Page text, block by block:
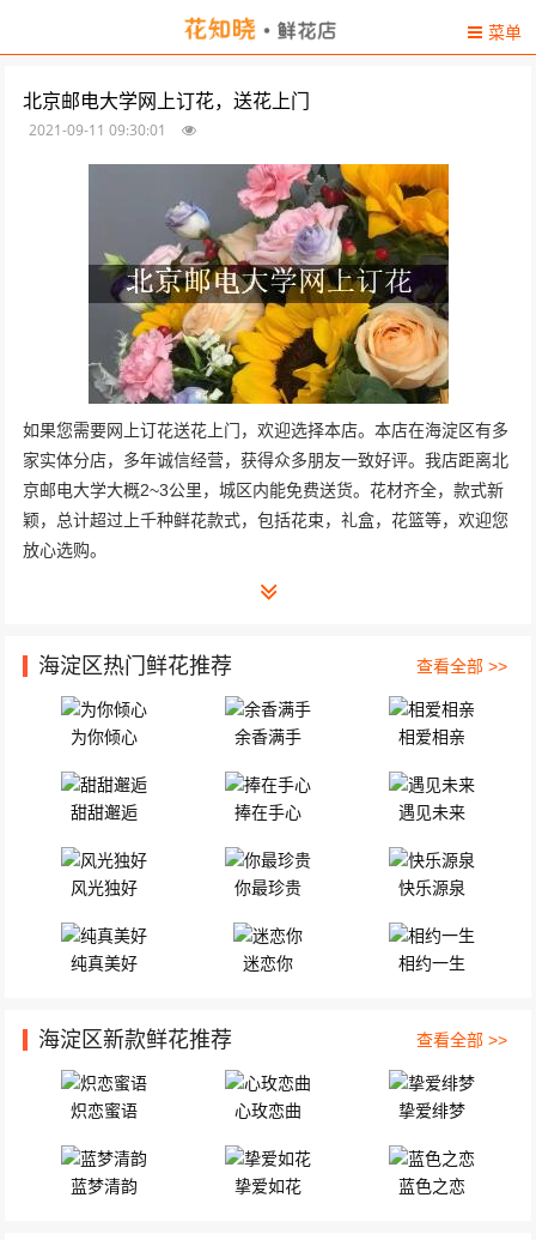
菜单
北京邮电大学网上订花，送花上门
2021-09-11 09:30:01
如果您需要网上订花送花上门，欢迎选择本店。本店在海淀区有多
家实体分店，多年诚信经营，获得众多朋友一致好评。我店距离北
京邮电大学大概2~3公里，城区内能免费送货。花材齐全，款式新
颖，总计超过上千种鲜花款式，包括花束，礼盒，花篮等，欢迎您
放心选购。
海淀区热门鲜花推荐 查看全部 >>
为你倾心 余香满手 相爱相亲
甜甜邂逅 捧在手心 遇见未来
风光独好 你最珍贵 快乐源泉
纯真美好 迷恋你 相约一生
海淀区新款鲜花推荐 查看全部 >>
炽恋蜜语 心玫恋曲 挚爱绯梦
蓝梦清韵 挚爱如花 蓝色之恋